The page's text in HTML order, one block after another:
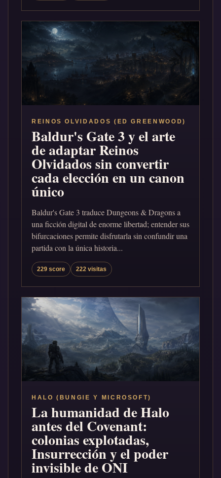
REINOS OLVIDADOS (ED GREENWOOD)
Baldur's Gate 3 y el arte
de adaptar Reinos
Olvidados sin convertir
cada elección en un canon
único
Baldur's Gate 3 traduce Dungeons & Dragons a
una ficción digital de enorme libertad; entender sus
bifurcaciones permite disfrutarla sin confundir una
partida con la única historia...
229 score 222 visitas
HALO (BUNGIE Y MICROSOFT)
La humanidad de Halo
antes del Covenant:
colonias explotadas,
Insurrección y el poder
invisible de ONI